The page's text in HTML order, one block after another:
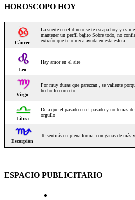
HOROSCOPO HOY
ESPACIO PUBLICITARIO